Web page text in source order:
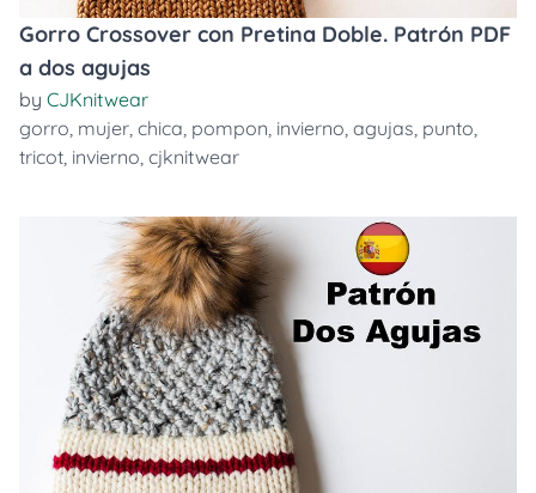
Gorro Crossover con Pretina Doble. Patrón PDF
a dos agujas
by CJKnitwear
gorro, mujer, chica, pompon, invierno, agujas, punto,
tricot, invierno, cjknitwear